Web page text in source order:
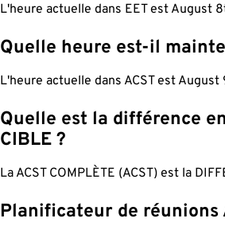
L'heure actuelle dans EET est August
Quelle heure est-il
L'heure actuelle dans ACST est August
Quelle est la différence
CIBLE ?
La ACST COMPLÈTE (ACST) est la
Planificateur de réunions